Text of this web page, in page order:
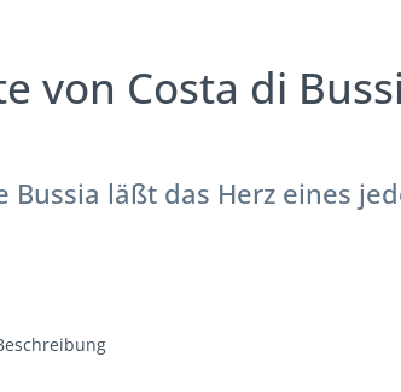
von Costa di
Bussia läßt das Herz eines